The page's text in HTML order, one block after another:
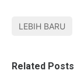
LEBIH BARU
Related Posts